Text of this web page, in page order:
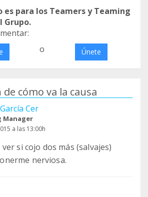
es para los Teamers y Teaming
Grupo.
o Únete
cómo va la causa
Cer
Manager
a las 13:00h
si cojo dos más (salvajes)
nerviosa.